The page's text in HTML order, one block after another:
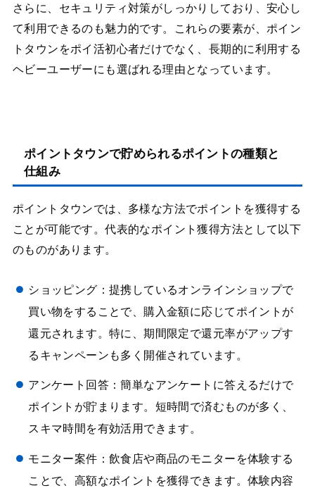
さらに、セキュリティ対策がしっかりしており、安心し
て利用できるのも魅力的です。これらの要素が、ポイン
トタウンをポイ活初心者だけでなく、長期的に利用する
ヘビーユーザーにも選ばれる理由となっています。
ポイントタウンで貯められるポイントの種類と
仕組み
ポイントタウンでは、多様な方法でポイントを獲得する
ことが可能です。代表的なポイント獲得方法として以下
のものがあります。
ショッピング：提携しているオンラインショップで
買い物をすることで、購入金額に応じてポイントが
還元されます。特に、期間限定で還元率がアップす
るキャンペーンも多く開催されています。
アンケート回答：簡単なアンケートに答えるだけで
ポイントが貯まります。短時間で済むものが多く、
スキマ時間を有効活用できます。
モニター案件：飲食店や商品のモニターを体験する
ことで、高額なポイントを獲得できます。体験内容